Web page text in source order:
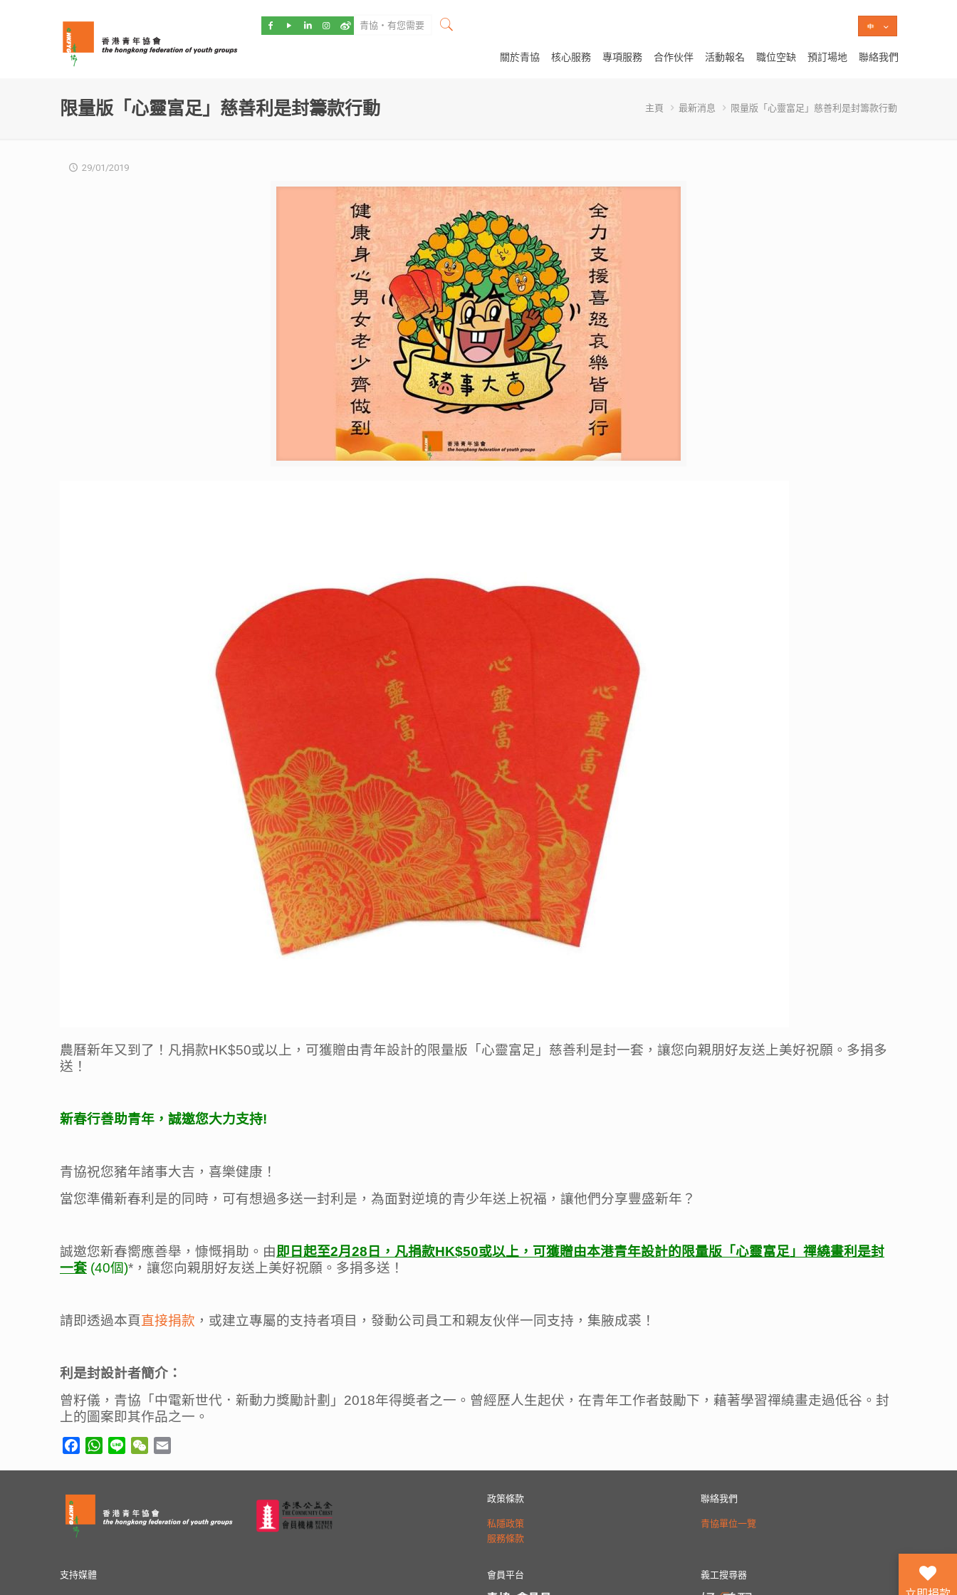
關於青協 核心服務 專項服務 合作伙伴 活動報名 職位空缺 預訂場地 聯絡我們
限量版「心靈富足」慈善利是封籌款行動 主頁 最新消息 限量版「心靈富足」慈善利是封籌款行動
29/01/2019
農曆新年又到了！凡捐款HK$50或以上，可獲贈由青年設計的限量版「心靈富足」慈善利是封一套，讓您向親朋好友送上美好祝願。多捐多
送！
新春行善助青年，誠邀您大力支持!
青協祝您豬年諸事大吉，喜樂健康！
當您準備新春利是的同時，可有想過多送一封利是，為面對逆境的青少年送上祝福，讓他們分享豐盛新年？
誠邀您新春嚮應善舉，慷慨捐助。由即日起至2月28 日 ， 凡捐款HK$50或以上 ， 可獲贈由本港青年設計的限量版「心靈富足 」 禪繞畫利是封
一套 (40個)*，讓您向親朋好友送上美好祝願。多捐多送！
請即透過本頁直接捐款 ，或建立專屬的支持者項目，發動公司員工和親友伙伴一同支持，集腋成裘！
利是封設計者簡介：
曾籽儀，青協「中電新世代．新動力獎勵計劃」2018年得奬者之一。曾經歷人生起伏，在青年工作者鼓勵下，藉著學習禪繞畫走過低谷。封
上的圖案即其作品之一。
FacebookWhatsApp
Line WeChat
政策條款
私隱政策
服務條款
聯絡我們
青協單位一覽
支持媒體 會員平台 義工搜尋器